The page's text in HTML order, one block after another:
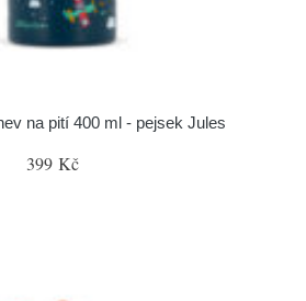
na pití 400 ml - pejsek Jules
399 Kč